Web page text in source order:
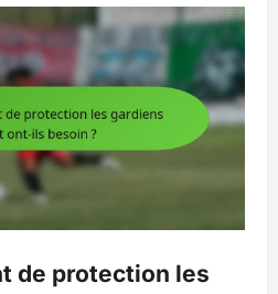
de protection les